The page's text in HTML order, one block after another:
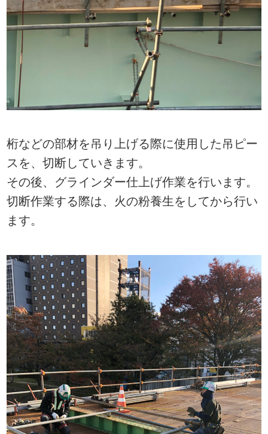
桁などの部材を吊り上げる際に使用した吊ピー
スを、切断していきます。
その後、グラインダー仕上げ作業を行います。
切断作業する際は、火の粉養生をしてから行い
ます。